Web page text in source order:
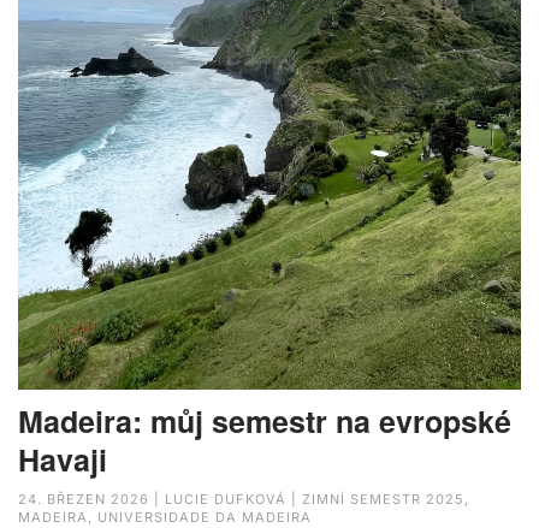
Madeira: můj semestr na evropské
Havaji
24. BŘEZEN 2026 | LUCIE DUFKOVÁ | ZIMNÍ SEMESTR 2025,
MADEIRA, UNIVERSIDADE DA MADEIRA